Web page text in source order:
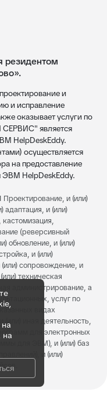
и
и исправление
оказывает услуги по
является
HelpDeskEddy.
осуществляется
на предоставление
ЭВМ HelpDeskEddy.
Проектирование, и (или)
адаптация, и (или)
(реверсивный
обновление, и (или)
и (или)
сопровождение, и
техническая
администрирование, а
услуг по
видах
(или) иная деятельность,
для электронных
для ЭВМ), и (или) баз
и (или)
на